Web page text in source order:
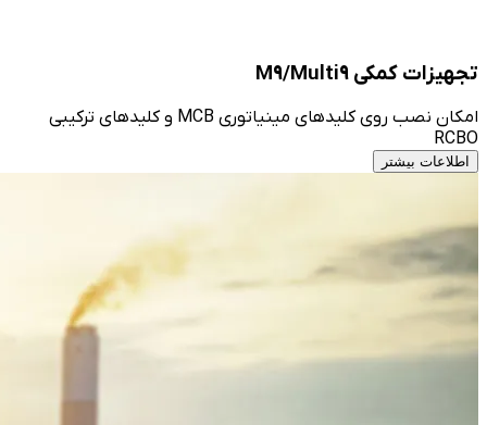
1
تجهیزات کمکی M9/Multi9
امکان نصب روی کلیدهای مینیاتوری MCB و کلیدهای ترکیبی
RCBO
اطلاعات بیشتر